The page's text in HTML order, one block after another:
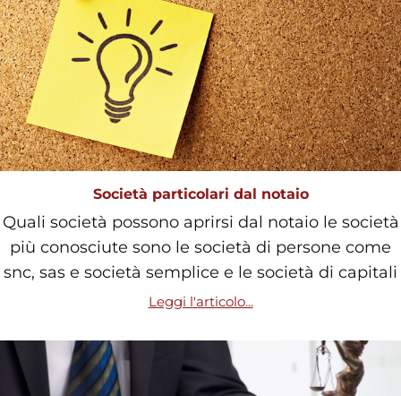
Società particolari dal notaio
Quali società possono aprirsi dal notaio le società
più conosciute sono le società di persone come
snc, sas e società semplice e le società di capitali
Leggi l'articolo...